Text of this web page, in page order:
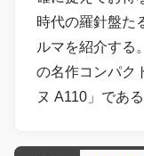
時代の羅針盤た
ルマを紹介する
の名作コンパク
ヌ A110」である